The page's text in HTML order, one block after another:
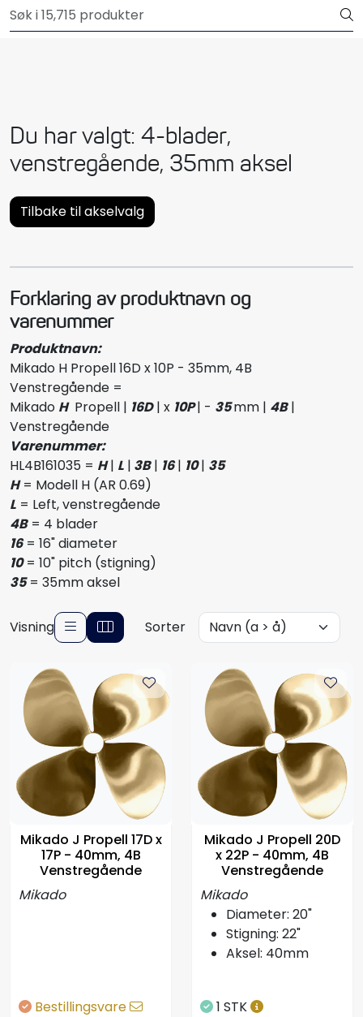
Skip to main content
Du har valgt: 4-blader,
venstregående, 35mm aksel
Tilbake til akselvalg
Forklaring av produktnavn og
varenummer
Produktnavn:
Mikado H Propell 16D x 10P - 35mm, 4B
Venstregående =
Mikado HPropell | 16D| x 10P| - 35mm | 4B|
Venstregående
Varenummer:
HL4B161035 = H| L | 3B| 16| 10 | 35
H= Modell H (AR 0.69)
L = Left, venstregående
4B= 4 blader
16= 16" diameter
10= 10" pitch (stigning)
35= 35mm aksel
Visning Sorter
Mikado J Propell 17D x
17P - 40mm, 4B
Venstregående
Mikado
Bestillingsvare
Mikado J Propell 20D
x 22P - 40mm, 4B
Venstregående
Mikado
Diameter: 20"
Stigning: 22"
Aksel: 40mm
1 STK
Elektrisk
Motordeler
Pumper
Styring/kontroll
Verktøy
Outlet
Motordelsvelger/SONAR
Anoder
Hydraulisk styring
Motordeler
Propeller
Servicesett